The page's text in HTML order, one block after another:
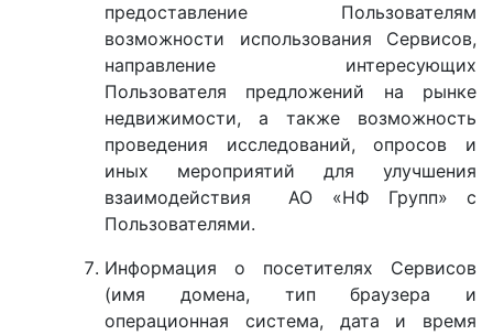
предоставление Пользователям
возможности использования Сервисов,
направление интересующих
Пользователя предложений на рынке
недвижимости, а также возможность
проведения исследований, опросов и
иных мероприятий для улучшения
взаимодействия АО «НФ Групп» с
Пользователями.
Информация о посетителях Сервисов
(имя домена, тип браузера и
операционная система, дата и время